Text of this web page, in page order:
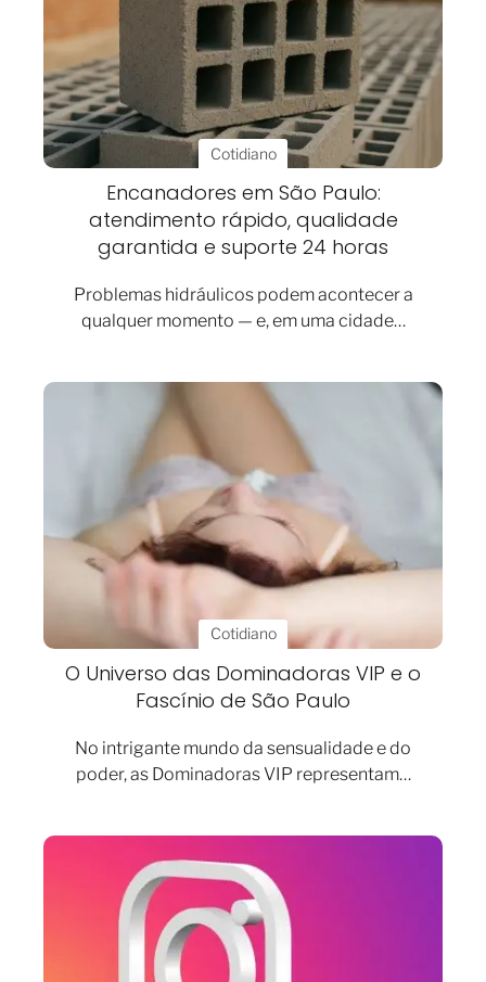
Cotidiano
Encanadores em São Paulo:
atendimento rápido, qualidade
garantida e suporte 24 horas
Problemas hidráulicos podem acontecer a
qualquer momento — e, em uma cidade…
Cotidiano
O Universo das Dominadoras VIP e o
Fascínio de São Paulo
No intrigante mundo da sensualidade e do
poder, as Dominadoras VIP representam…